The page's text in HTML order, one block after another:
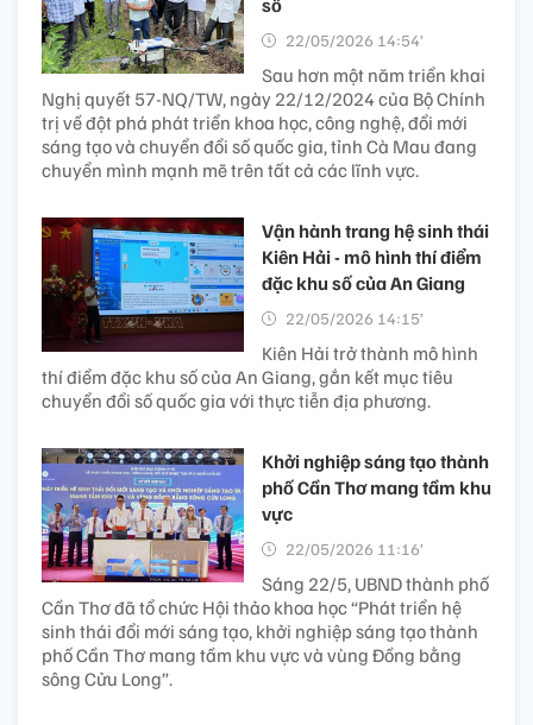
22/05/2026 14:54’
Sau hơn một năm triển khai
Nghị quyết 57-NQ/TW, ngày 22/12/2024 của Bộ Chính
trị về đột phá phát triển khoa học, công nghệ, đổi mới
sáng tạo và chuyển đổi số quốc gia, tỉnh Cà Mau đang
chuyển mình mạnh mẽ trên tất cả các lĩnh vực.
Vận hành trang hệ sinh thái
Kiên Hải - mô hình thí điểm
đặc khu số của An Giang
22/05/2026 14:15’
Kiên Hải trở thành mô hình
thí điểm đặc khu số của An Giang, gắn kết mục tiêu
chuyển đổi số quốc gia với thực tiễn địa phương.
Khởi nghiệp sáng tạo thành
phố Cần Thơ mang tầm khu
vực
22/05/2026 11:16’
Sáng 22/5, UBND thành phố
Cần Thơ đã tổ chức Hội thảo khoa học “Phát triển hệ
sinh thái đổi mới sáng tạo, khởi nghiệp sáng tạo thành
phố Cần Thơ mang tầm khu vực và vùng Đồng bằng
sông Cửu Long”.